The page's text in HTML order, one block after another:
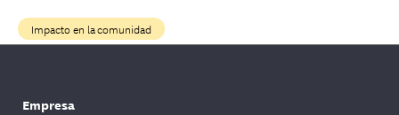
Impacto en la comunidad
Empresa